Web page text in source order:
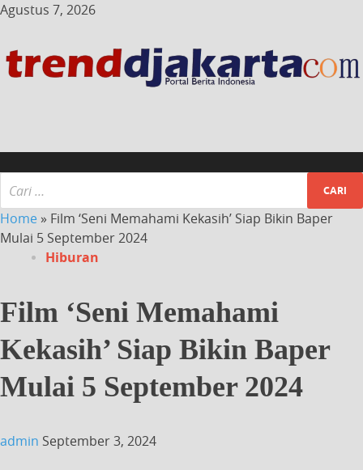
Agustus 7, 2026
Home » Film ‘Seni Memahami Kekasih’ Siap Bikin Baper
Mulai 5 September 2024
Hiburan
Film ‘Seni Memahami
Kekasih’ Siap Bikin Baper
Mulai 5 September 2024
admin September 3, 2024